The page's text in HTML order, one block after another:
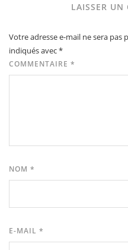
LAISSER UN
Votre adresse e-mail ne sera pas
indiqués avec*
COMMENTAIRE *
NOM *
E-MAIL *